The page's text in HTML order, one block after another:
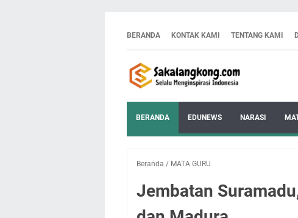
BERANDA KONTAK KAMI TENTANG KAMI
BERANDA EDUNEWS NARASI
Beranda / MATA GURU
Jembatan